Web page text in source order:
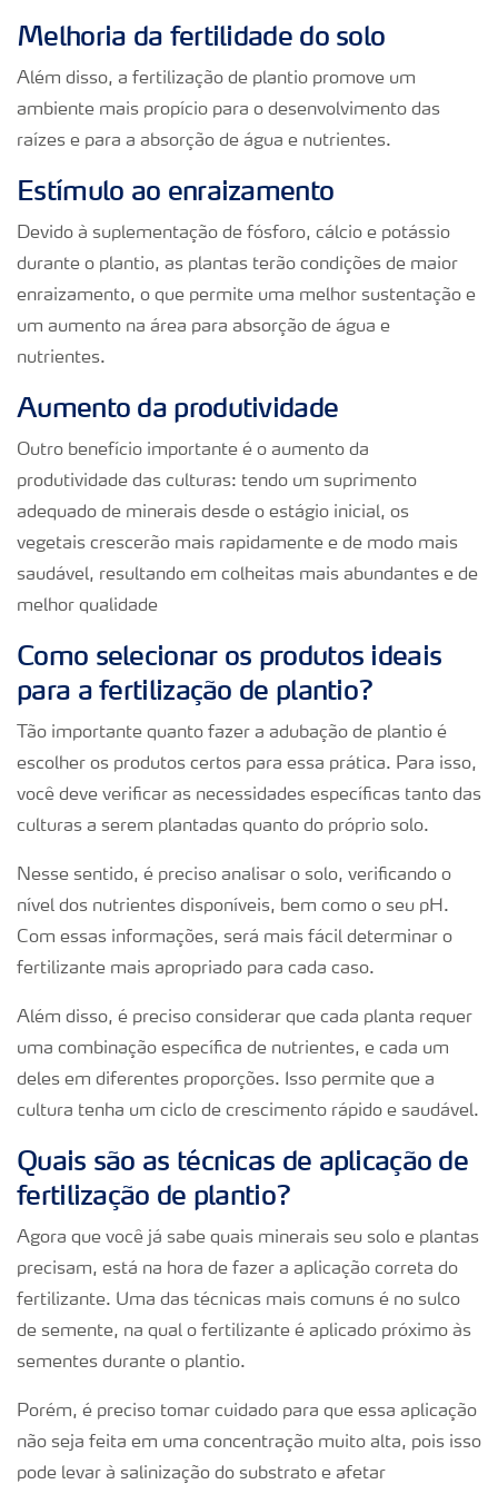
Melhoria da fertilidade do solo
Além disso, a fertilização de plantio promove um
ambiente mais propício para o desenvolvimento das
raízes e para a absorção de água e nutrientes.
Estímulo ao enraizamento
Devido à suplementação de fósforo, cálcio e potássio
durante o plantio, as plantas terão condições de maior
enraizamento, o que permite uma melhor sustentação e
um aumento na área para absorção de água e
nutrientes.
Aumento da produtividade
Outro benefício importante é o aumento da
produtividade das culturas: tendo um suprimento
adequado de minerais desde o estágio inicial, os
vegetais crescerão mais rapidamente e de modo mais
saudável, resultando em colheitas mais abundantes e de
melhor qualidade
Como selecionar os produtos ideais
para a fertilização de plantio?
Tão importante quanto fazer a adubação de plantio é
escolher os produtos certos para essa prática. Para isso,
você deve verificar as necessidades específicas tanto das
culturas a serem plantadas quanto do próprio solo.
Nesse sentido, é preciso analisar o solo, verificando o
nível dos nutrientes disponíveis, bem como o seu pH.
Com essas informações, será mais fácil determinar o
fertilizante mais apropriado para cada caso.
Além disso, é preciso considerar que cada planta requer
uma combinação específica de nutrientes, e cada um
deles em diferentes proporções. Isso permite que a
cultura tenha um ciclo de crescimento rápido e saudável.
Quais são as técnicas de aplicação de
fertilização de plantio?
Agora que você já sabe quais minerais seu solo e plantas
precisam, está na hora de fazer a aplicação correta do
fertilizante. Uma das técnicas mais comuns é no sulco
de semente, na qual o fertilizante é aplicado próximo às
sementes durante o plantio.
Porém, é preciso tomar cuidado para que essa aplicação
não seja feita em uma concentração muito alta, pois isso
pode levar à salinização do substrato e afetar